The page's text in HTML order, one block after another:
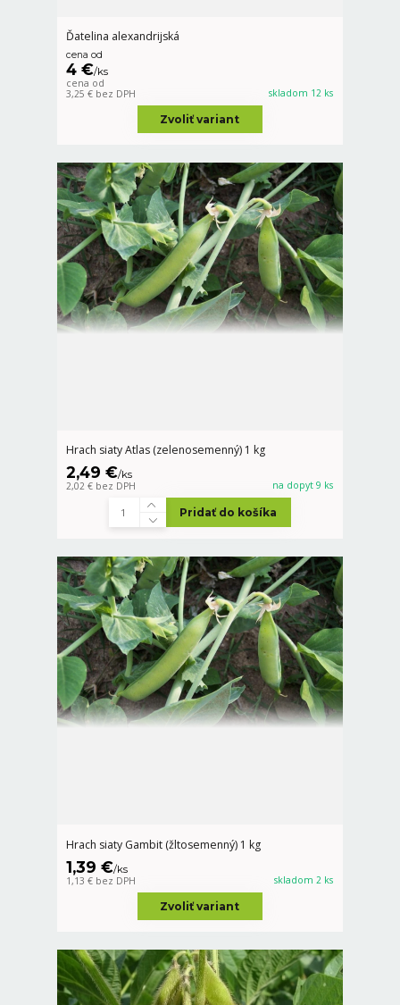
Ďatelina alexandrijská
cena od
4 €/ks
cena od
3,25 € bez DPH skladom 12 ks
Zvoliť variant
Hrach siaty Atlas (zelenosemenný) 1 kg
2,49 €/ks
2,02 € bez DPH na dopyt 9 ks
Pridať do košíka
Hrach siaty Gambit (žltosemenný) 1 kg
1,39 €/ks
1,13 € bez DPH skladom 2 ks
Zvoliť variant